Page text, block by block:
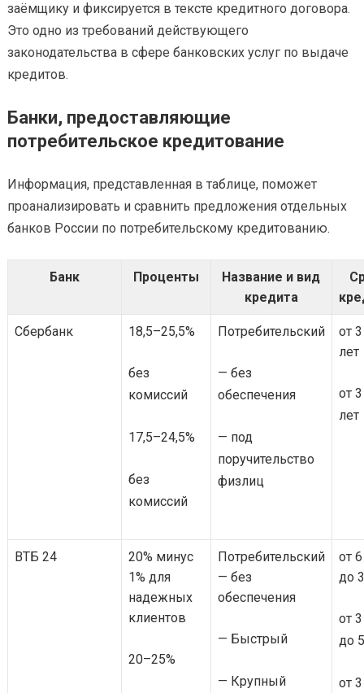
заёмщику и фиксируется в тексте кредитного договора.
Это одно из требований действующего
законодательства в сфере банковских услуг по выдаче
кредитов.
Банки, предоставляющие
потребительское кредитование
Информация, представленная в таблице, поможет
проанализировать и сравнить предложения отдельных
банков России по потребительскому кредитованию.
Банк Проценты
Название и вид
кредита
Сбербанк 18,5–25,5%
без
комиссий
17,5–24,5%
без
комиссий
Потребительский
— без
обеспечения
— под
поручительство
физлиц
от
лет
от
лет
ВТБ 24
20% минус
1% для
надежных
клиентов
20–25%
Потребительский
— без
обеспечения
— Быстрый
— Крупный
от
до
от
до
от